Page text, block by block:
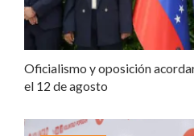
Oficialismo y oposición
el 12 de agosto